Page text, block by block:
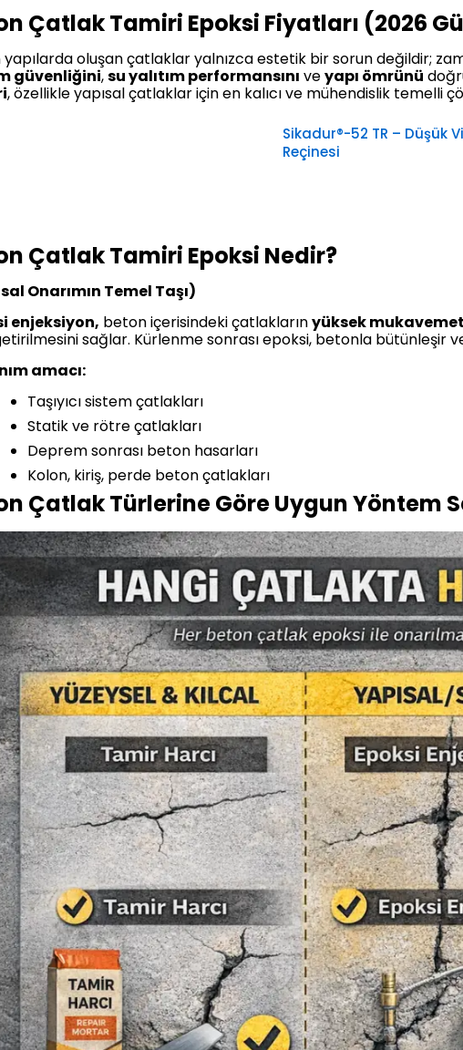
Çatlak Tamiri Epoksi Fiyatları (2026
oluşan çatlaklar yalnızca estetik bir sorun değildir;
güvenliğini,su yalıtım performansını veyapı ömrünü
, özellikle yapısal çatlaklar için en kalıcı ve mühendislik temelli
Sikadur®-52 TR – Düşük
Reçinesi
Çatlak Tamiri Epoksi Nedir?
Onarımın Temel Taşı)
enjeksiyon, beton içerisindeki çatlaklarınyüksek
sağlar. Kürlenme sonrası epoksi, betonla bütünleşir ve
amacı:
Taşıyıcı sistem çatlakları
Statik ve rötre çatlakları
Deprem sonrası beton hasarları
Kolon, kiriş, perde beton çatlakları
Çatlak Türlerine Göre Uygun Yöntem